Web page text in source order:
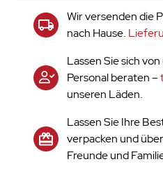
Wir versenden die
nach Hause.
Lassen Sie sich
Personal beraten –
unseren Läden.
Lassen Sie Ihre
verpacken und
Freunde und